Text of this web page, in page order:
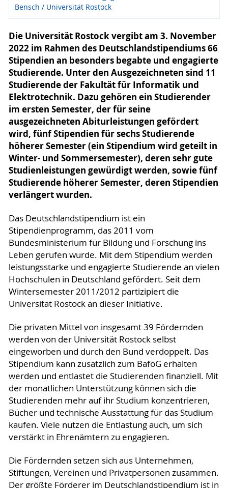
Bensch / Universität Rostock
Die Universität Rostock vergibt am 3. November
2022 im Rahmen des Deutschlandstipendiums 66
Stipendien an besonders begabte und engagierte
Studierende. Unter den Ausgezeichneten sind 11
Studierende der Fakultät für Informatik und
Elektrotechnik. Dazu gehören ein Studierender
im ersten Semester, der für seine
ausgezeichneten Abiturleistungen gefördert
wird, fünf Stipendien für sechs Studierende
höherer Semester (ein Stipendium wird geteilt in
Winter- und Sommersemester), deren sehr gute
Studienleistungen gewürdigt werden, sowie fünf
Studierende höherer Semester, deren Stipendien
verlängert wurden.
Das Deutschlandstipendium ist ein
Stipendienprogramm, das 2011 vom
Bundesministerium für Bildung und Forschung ins
Leben gerufen wurde. Mit dem Stipendium werden
leistungsstarke und engagierte Studierende an vielen
Hochschulen in Deutschland gefördert. Seit dem
Wintersemester 2011/2012 partizipiert die
Universität Rostock an dieser Initiative.
Die privaten Mittel von insgesamt 39 Fördernden
werden von der Universität Rostock selbst
eingeworben und durch den Bund verdoppelt. Das
Stipendium kann zusätzlich zum BaföG erhalten
werden und entlastet die Studierenden finanziell. Mit
der monatlichen Unterstützung können sich die
Studierenden mehr auf ihr Studium konzentrieren,
Bücher und technische Ausstattung für das Studium
kaufen. Viele nutzen die Entlastung auch, um sich
verstärkt in Ehrenämtern zu engagieren.
Die Fördernden setzen sich aus Unternehmen,
Stiftungen, Vereinen und Privatpersonen zusammen.
Der größte Förderer im Deutschlandstipendium ist in